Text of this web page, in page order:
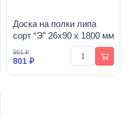
Доска на полки липа
сорт “Э” 26х90 х 1800 мм
951 ₽
801 ₽